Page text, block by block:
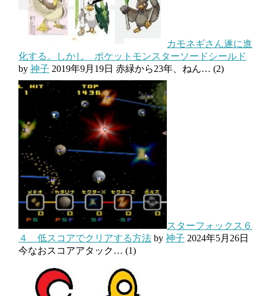
カモネギさん遂に進
化する。しかし ポケットモンスターソードシールド
by 神子 2019年9月19日 赤緑から23年、ねん… (2)
スターフォックス６
４ 低スコアでクリアする方法 by 神子 2024年5月26日
今なおスコアアタック… (1)